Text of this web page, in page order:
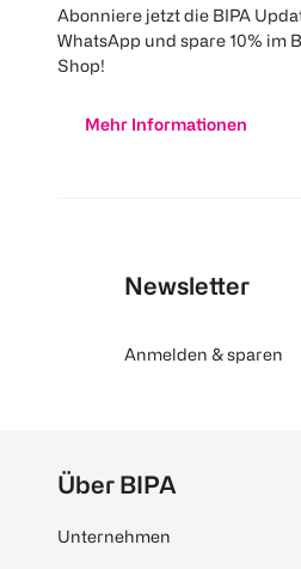
Abonniere jetzt die BIPA
WhatsApp und spare 10% im
Shop!
Mehr Informationen
Newsletter
Anmelden & sparen
Über BIPA
Unternehmen